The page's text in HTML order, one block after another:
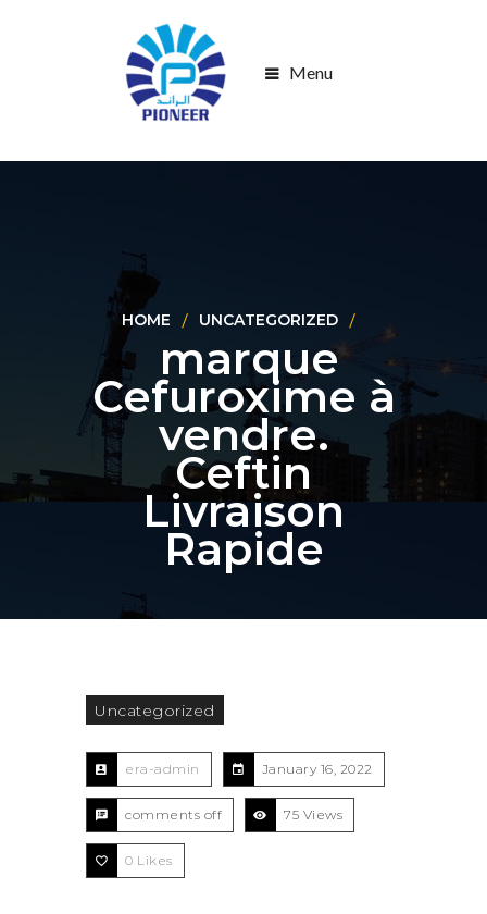
Menu
HOME UNCATEGORIZED
marque
Cefuroxime à
vendre.
Ceftin
Livraison
Rapide
Uncategorized
era-admin January 16, 2022
comments off 75 Views
0 Likes